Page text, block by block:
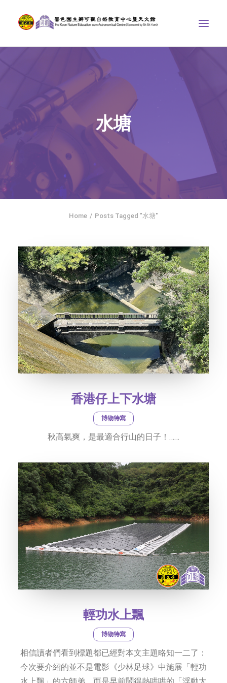
博物天地
比賽/專題計劃
SEARCH
社交平台
字型大小
水塘
Home Posts Tagged "水塘"
香港仔上下水塘
博物特寫
秋高氣爽，是最適合行山的日子！……
輕功水上飄
博物特寫
相信讀者們看到標題都已經對本文主題略知一二了：
今次要介紹的並不是電影《少林足球》中施展「輕功